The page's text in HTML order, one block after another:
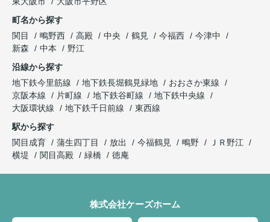
町名から探す
関目
鴫野西 高殿 中央 鶴見 今福西
今津中
新森
中本
野江
沿線から探す
地下鉄今里筋線
地下鉄長堀鶴見緑地
おおさか東線
京阪本線
片町線 地下鉄谷町線
地下鉄中央線
大阪環状線
地下鉄千日前線
東西線
駅から探す
関目成育
蒲生四丁目 放出 今福鶴見 鴫野
ＪＲ野江
横堤
関目高殿 緑橋 徳庵
株式会社ケーズホーム